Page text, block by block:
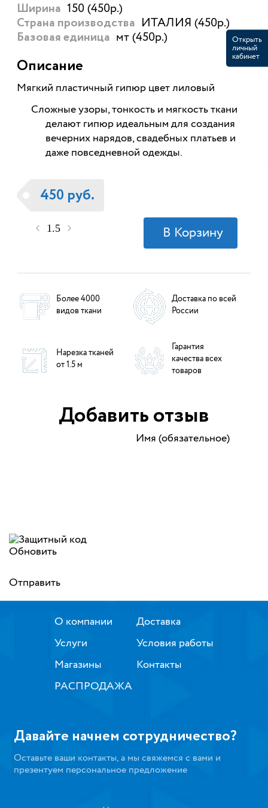
Ширина 150 (450р.)
Страна производства ИТАЛИЯ (450р.)
Базовая единица мт (450р.)
Описание
Мягкий пластичный гипюр цвет лиловый
Сложные узоры, тонкость и мягкость ткани
делают гипюр идеальным для создания
вечерних нарядов, свадебных платьев и
даже повседневной одежды.
450 руб.
Более 4000
видов ткани
Доставка по всей
России
Нарезка тканей
от 1.5 м
Гарантия
качества всех
товаров
Добавить отзыв
Имя (обязательное)
Обновить
Отправить
Открыть
личный
кабинет
О компании
Услуги
Магазины
РАСПРОДАЖА
Доставка
Условия работы
Контакты
Давайте начнем сотрудничество?
Оставьте ваши контакты, а мы свяжемся с вами и
презентуем персональное предложение